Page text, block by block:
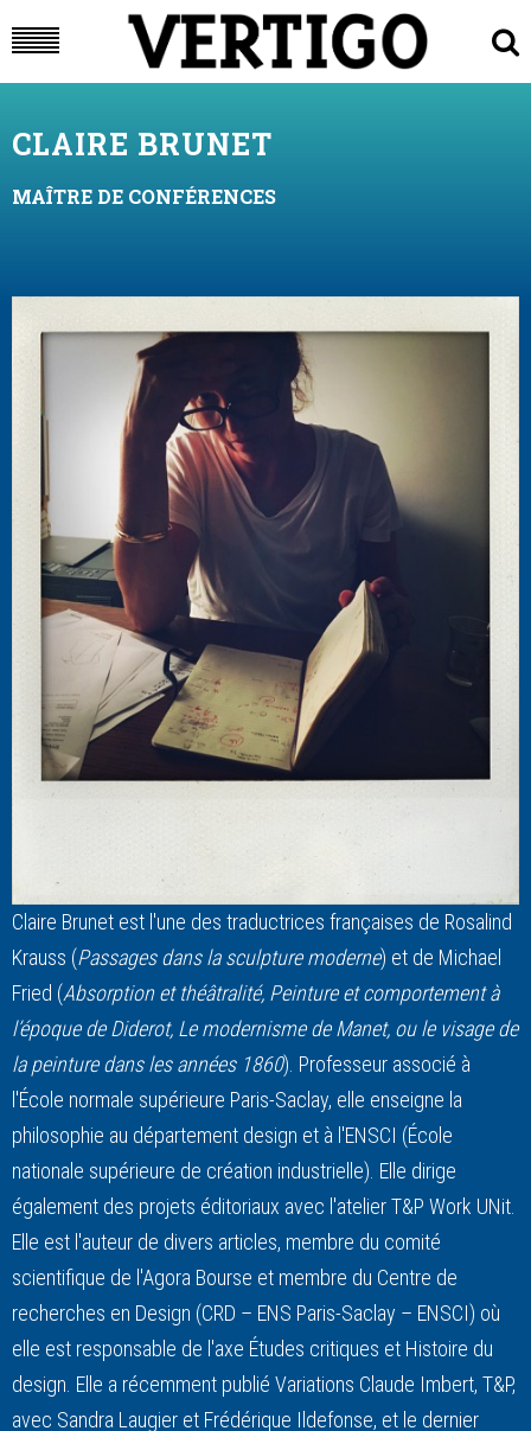
CLAIRE BRUNET
MAÎTRE DE CONFÉRENCES
Claire Brunet est l'une des traductrices françaises de Rosalind
Krauss (Passages dans la sculpture moderne) et de Michael
Fried (Absorption et théâtralité, Peinture et comportement à
l’époque de Diderot, Le modernisme de Manet, ou le visage de
la peinture dans les années 1860). Professeur associé à
l'École normale supérieure Paris-Saclay, elle enseigne la
philosophie au département design et à l'ENSCI (École
nationale supérieure de création industrielle). Elle dirige
également des projets éditoriaux avec l'atelier T&P Work UNit.
Elle est l'auteur de divers articles, membre du comité
scientifique de l'Agora Bourse et membre du Centre de
recherches en Design (CRD – ENS Paris-Saclay – ENSCI) où
elle est responsable de l'axe Études critiques et Histoire du
design. Elle a récemment publié Variations Claude Imbert, T&P,
avec Sandra Laugier et Frédérique Ildefonse, et le dernier